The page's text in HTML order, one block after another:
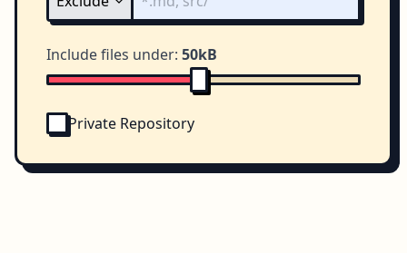
Include files under: 50kB
Private Repository